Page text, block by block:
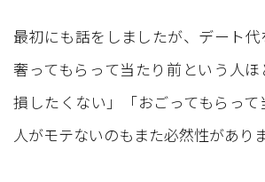
最初にも話をしましたが、デート代
奢ってもらって当たり前という人
損したくない」「おごってもらっ
人がモテないのもまた必然性がありま